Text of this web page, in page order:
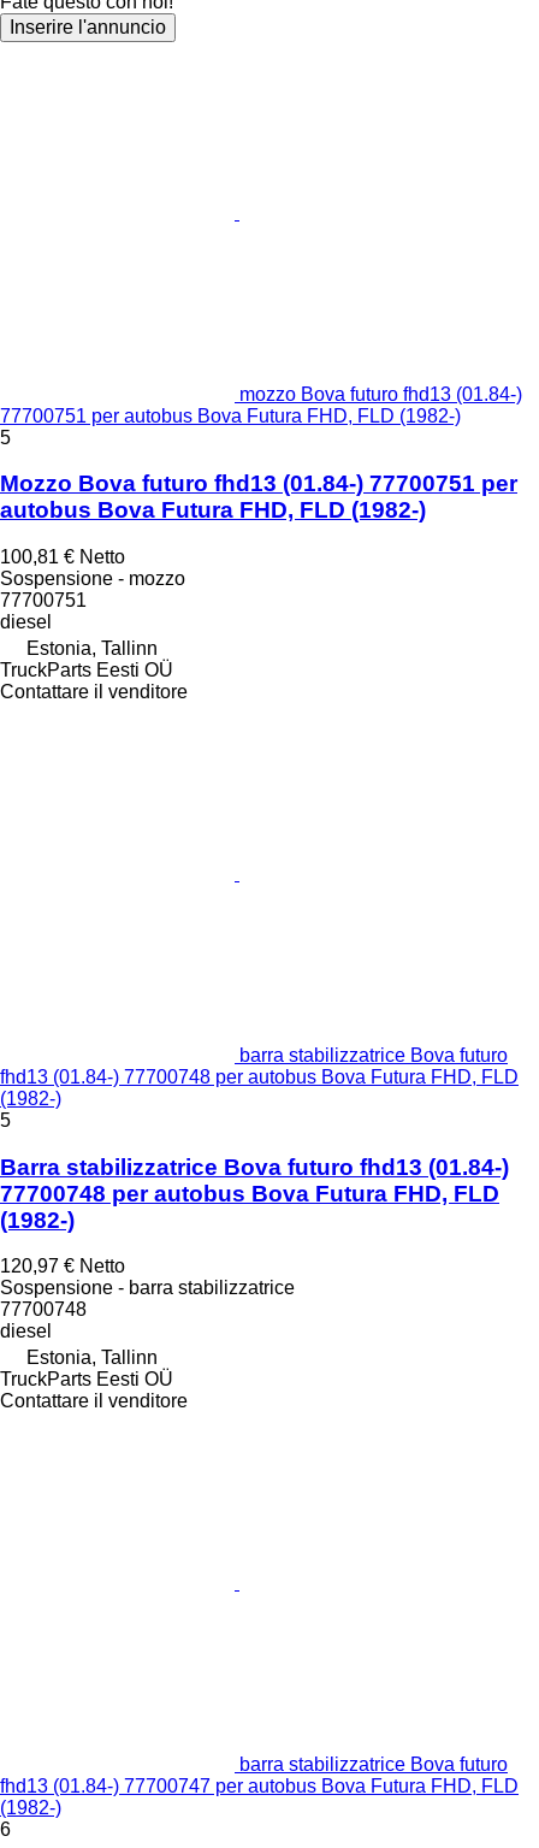
Inserire l'annuncio
mozzo Bova futuro fhd13 (01.84-)
77700751 per autobus Bova Futura FHD, FLD (1982-)
5
Mozzo Bova futuro fhd13 (01.84-) 77700751 per
autobus Bova Futura FHD, FLD (1982-)
100,81 € Netto
Sospensione - mozzo
77700751
diesel
Estonia, Tallinn
TruckParts Eesti OÜ
Contattare il venditore
barra stabilizzatrice Bova futuro
fhd13 (01.84-) 77700748 per autobus Bova Futura FHD, FLD
(1982-)
5
Barra stabilizzatrice Bova futuro fhd13 (01.84-)
77700748 per autobus Bova Futura FHD, FLD
(1982-)
120,97 € Netto
Sospensione - barra stabilizzatrice
77700748
diesel
Estonia, Tallinn
TruckParts Eesti OÜ
Contattare il venditore
barra stabilizzatrice Bova futuro
fhd13 (01.84-) 77700747 per autobus Bova Futura FHD, FLD
(1982-)
6